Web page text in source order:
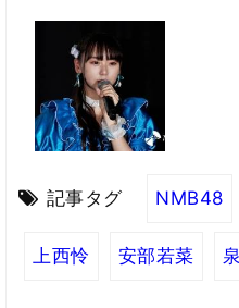
記事タグ NMB48
上西怜 安部若菜